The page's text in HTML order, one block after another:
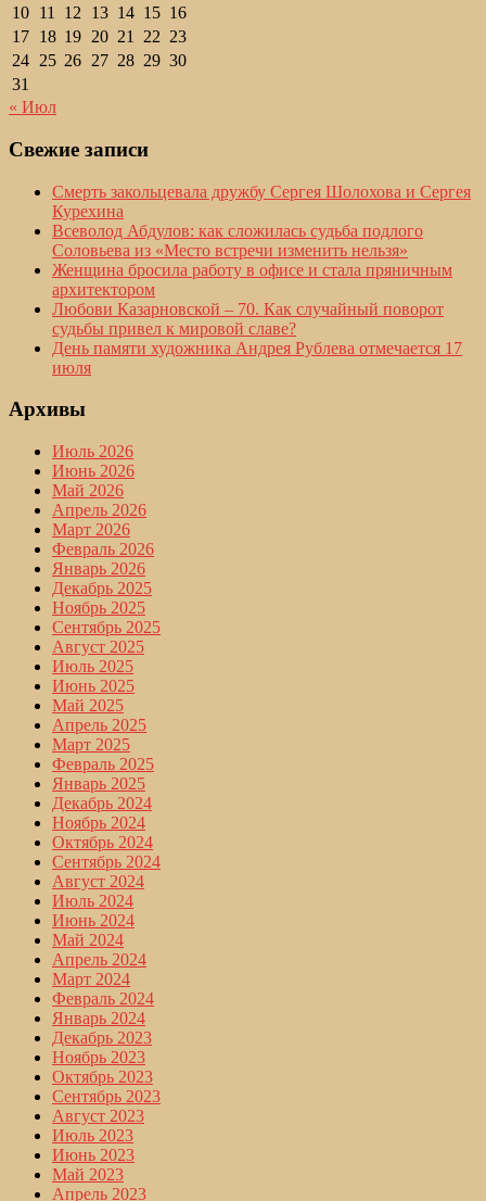
10 11 12 13 14 15 16
17 18 19 20 21 22 23
24 25 26 27 28 29 30
31
« Июл
Свежие записи
Смерть закольцевала дружбу Сергея Шолохова и Сергея
Курехина
Всеволод Абдулов: как сложилась судьба подлого
Соловьева из «Место встречи изменить нельзя»
Женщина бросила работу в офисе и стала пряничным
архитектором
Любови Казарновской – 70. Как случайный поворот
судьбы привел к мировой славе?
День памяти художника Андрея Рублева отмечается 17
июля
Архивы
Июль 2026
Июнь 2026
Май 2026
Апрель 2026
Март 2026
Февраль 2026
Январь 2026
Декабрь 2025
Ноябрь 2025
Сентябрь 2025
Август 2025
Июль 2025
Июнь 2025
Май 2025
Апрель 2025
Март 2025
Февраль 2025
Январь 2025
Декабрь 2024
Ноябрь 2024
Октябрь 2024
Сентябрь 2024
Август 2024
Июль 2024
Июнь 2024
Май 2024
Апрель 2024
Март 2024
Февраль 2024
Январь 2024
Декабрь 2023
Ноябрь 2023
Октябрь 2023
Сентябрь 2023
Август 2023
Июль 2023
Июнь 2023
Май 2023
Апрель 2023